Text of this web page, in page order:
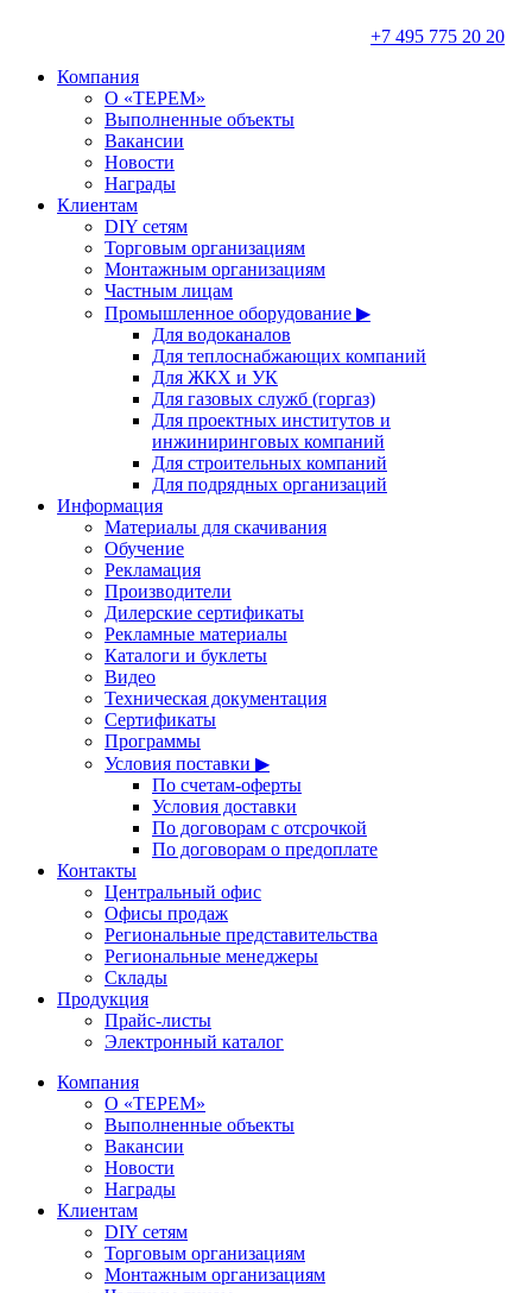
+7 495 775 20 20
Компания
О «ТЕРЕМ»
Выполненные объекты
Вакансии
Новости
Награды
Клиентам
DIY сетям
Торговым организациям
Монтажным организациям
Частным лицам
Промышленное оборудование ▶
Для водоканалов
Для теплоснабжающих компаний
Для ЖКХ и УК
Для газовых служб (горгаз)
Для проектных институтов и
инжиниринговых компаний
Для строительных компаний
Для подрядных организаций
Информация
Материалы для скачивания
Обучение
Рекламация
Производители
Дилерские сертификаты
Рекламные материалы
Каталоги и буклеты
Видео
Техническая документация
Сертификаты
Программы
Условия поставки ▶
По счетам-оферты
Условия доставки
По договорам с отсрочкой
По договорам о предоплате
Контакты
Центральный офис
Офисы продаж
Региональные представительства
Региональные менеджеры
Склады
Продукция
Прайс-листы
Электронный каталог
Компания
О «ТЕРЕМ»
Выполненные объекты
Вакансии
Новости
Награды
Клиентам
DIY сетям
Торговым организациям
Монтажным организациям